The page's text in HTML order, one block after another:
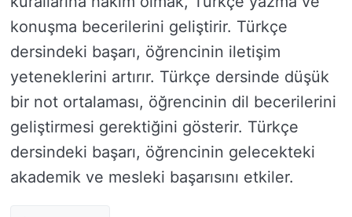
konuşma becerilerini geliştirir. Türkçe
dersindeki başarı, öğrencinin iletişim
yeteneklerini artırır. Türkçe dersinde düşük
bir not ortalaması, öğrencinin dil becerilerini
geliştirmesi gerektiğini gösterir. Türkçe
dersindeki başarı, öğrencinin gelecekteki
akademik ve mesleki başarısını etkiler.